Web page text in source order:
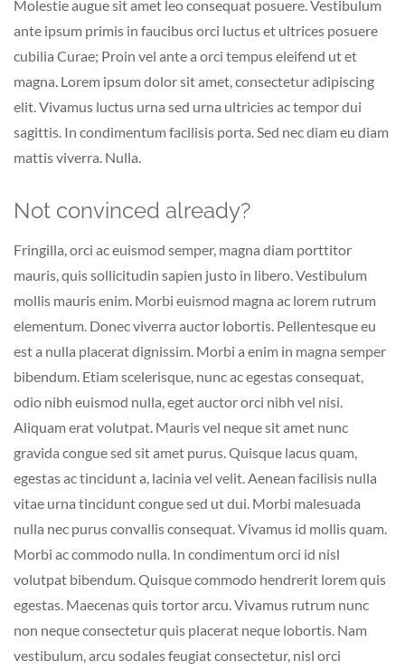
Molestie augue sit amet leo consequat posuere. Vestibulum
ante ipsum primis in faucibus orci luctus et ultrices posuere
cubilia Curae; Proin vel ante a orci tempus eleifend ut et
magna. Lorem ipsum dolor sit amet, consectetur adipiscing
elit. Vivamus luctus urna sed urna ultricies ac tempor dui
sagittis. In condimentum facilisis porta. Sed nec diam eu diam
mattis viverra. Nulla.
Not convinced already?
Fringilla, orci ac euismod semper, magna diam porttitor
mauris, quis sollicitudin sapien justo in libero. Vestibulum
mollis mauris enim. Morbi euismod magna ac lorem rutrum
elementum. Donec viverra auctor lobortis. Pellentesque eu
est a nulla placerat dignissim. Morbi a enim in magna semper
bibendum. Etiam scelerisque, nunc ac egestas consequat,
odio nibh euismod nulla, eget auctor orci nibh vel nisi.
Aliquam erat volutpat. Mauris vel neque sit amet nunc
gravida congue sed sit amet purus. Quisque lacus quam,
egestas ac tincidunt a, lacinia vel velit. Aenean facilisis nulla
vitae urna tincidunt congue sed ut dui. Morbi malesuada
nulla nec purus convallis consequat. Vivamus id mollis quam.
Morbi ac commodo nulla. In condimentum orci id nisl
volutpat bibendum. Quisque commodo hendrerit lorem quis
egestas. Maecenas quis tortor arcu. Vivamus rutrum nunc
non neque consectetur quis placerat neque lobortis. Nam
vestibulum, arcu sodales feugiat consectetur, nisl orci